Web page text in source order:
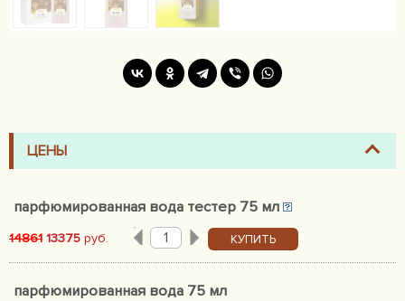
ЦЕНЫ
парфюмированная вода тестер 75 мл
14861 13375 руб. КУПИТЬ
парфюмированная вода 75 мл